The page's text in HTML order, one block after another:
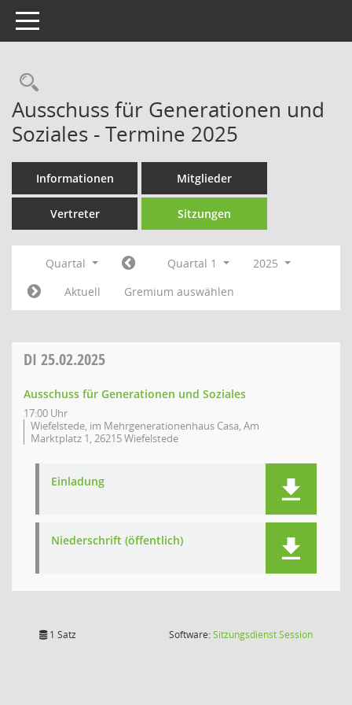
Toggle navigation
Rechercheauswahl
Ausschuss für Generationen und
Soziales - Termine 2025
Informationen Mitglieder
Vertreter Sitzungen
Quartal Quartal 1
2025
Aktuell
Gremium auswählen
DI 25.02.2025
Ausschuss für Generationen und Soziales
17:00 Uhr
Wiefelstede, im Mehrgenerationenhaus Casa, Am
Marktplatz 1, 26215 Wiefelstede
Einladung
Niederschrift (öffentlich)
1 Satz Software:SitzungsdienstSession(Wird in